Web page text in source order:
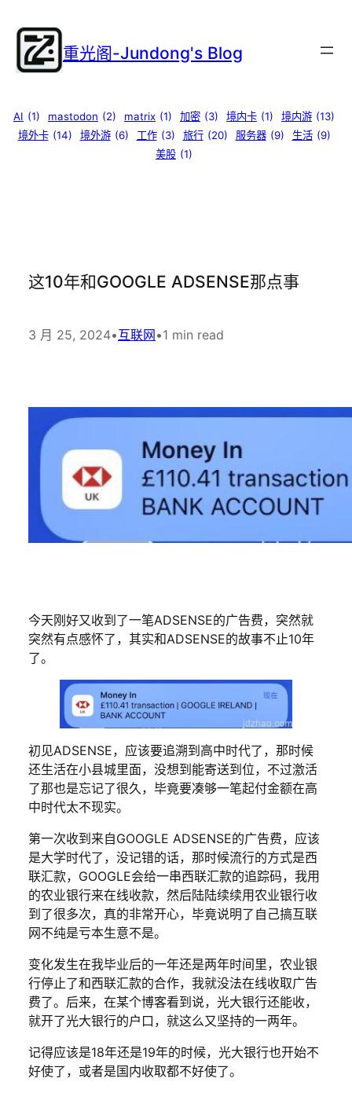
至
容
重光阁-Jundong's Blog
AI (1) mastodon (2) matrix (1) 加密 (3) 境内卡 (1) 境内游 (13)
境外卡 (14) 境外游 (6) 工作 (3) 旅行 (20) 服务器 (9) 生活 (9)
美股 (1)
这10年和GOOGLE ADSENSE那点事
3 月 25, 2024•互联网 •1 min read
今天刚好又收到了一笔ADSENSE的广告费，突然就
突然有点感怀了，其实和ADSENSE的故事不止10年
了。
初见ADSENSE，应该要追溯到高中时代了，那时候
还生活在小县城里面，没想到能寄送到位，不过激活
了那也是忘记了很久，毕竟要凑够一笔起付金额在高
中时代太不现实。
第一次收到来自GOOGLE ADSENSE的广告费，应该
是大学时代了，没记错的话，那时候流行的方式是西
联汇款，GOOGLE会给一串西联汇款的追踪码，我用
的农业银行来在线收款，然后陆陆续续用农业银行收
到了很多次，真的非常开心，毕竟说明了自己搞互联
网不纯是亏本生意不是。
变化发生在我毕业后的一年还是两年时间里，农业银
行停止了和西联汇款的合作，我就没法在线收取广告
费了。后来，在某个博客看到说，光大银行还能收，
就开了光大银行的户口，就这么又坚持的一两年。
记得应该是18年还是19年的时候，光大银行也开始不
好使了，或者是国内收取都不好使了。